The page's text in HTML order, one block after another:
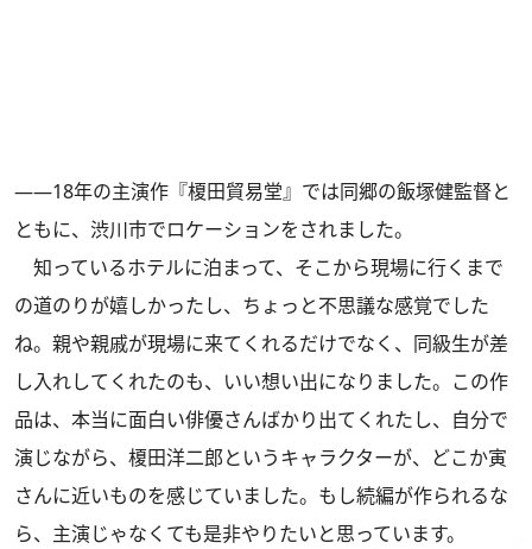
――18年の主演作『榎田貿易堂』では同郷の飯塚健監督と
ともに、渋川市でロケーションをされました。
知っているホテルに泊まって、そこから現場に行くまで
の道のりが嬉しかったし、ちょっと不思議な感覚でした
ね。親や親戚が現場に来てくれるだけでなく、同級生が差
し入れしてくれたのも、いい想い出になりました。この作
品は、本当に面白い俳優さんばかり出てくれたし、自分で
演じながら、榎田洋二郎というキャラクターが、どこか寅
さんに近いものを感じていました。もし続編が作られるな
ら、主演じゃなくても是非やりたいと思っています。